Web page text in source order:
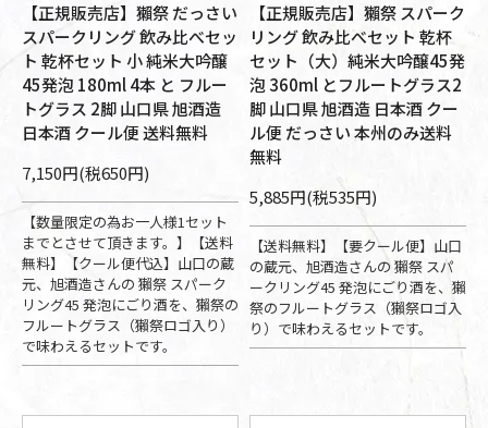
【正規販売店】獺祭 だっさい
スパークリング 飲み比べセッ
ト 乾杯セット 小 純米大吟醸
45発泡 180ml 4本 と フルー
トグラス 2脚 山口県 旭酒造
日本酒 クール便 送料無料
7,150円(税650円)
【数量限定の為お一人様1セット
までとさせて頂きます。】【送料
無料】【クール便代込】山口の蔵
元、旭酒造さんの 獺祭 スパーク
リング45 発泡にごり酒を、獺祭の
フルートグラス（獺祭ロゴ入り）
で味わえるセットです。
【正規販売店】獺祭 スパーク
リング 飲み比べセット 乾杯
セット（大）純米大吟醸45発
泡 360ml とフルートグラス2
脚 山口県 旭酒造 日本酒 クー
ル便 だっさい 本州のみ送料
無料
5,885円(税535円)
【送料無料】【要クール便】山口
の蔵元、旭酒造さんの 獺祭 スパ
ークリング45 発泡にごり酒を、獺
祭のフルートグラス（獺祭ロゴ入
り）で味わえるセットです。